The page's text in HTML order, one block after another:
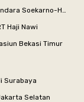
Haji Nawi
Bekasi Timur
Surabaya
Selatan